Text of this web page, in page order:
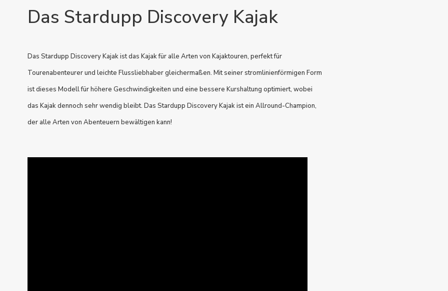
Das Stardupp Discovery Kajak
Das Stardupp Discovery Kajak ist das Kajak für alle Arten von Kajaktouren, perfekt für
Tourenabenteurer und leichte Flussliebhaber gleichermaßen. Mit seiner stromlinienförmigen Form
ist dieses Modell für höhere Geschwindigkeiten und eine bessere Kurshaltung optimiert, wobei
das Kajak dennoch sehr wendig bleibt. Das Stardupp Discovery Kajak ist ein Allround-Champion,
der alle Arten von Abenteuern bewältigen kann!